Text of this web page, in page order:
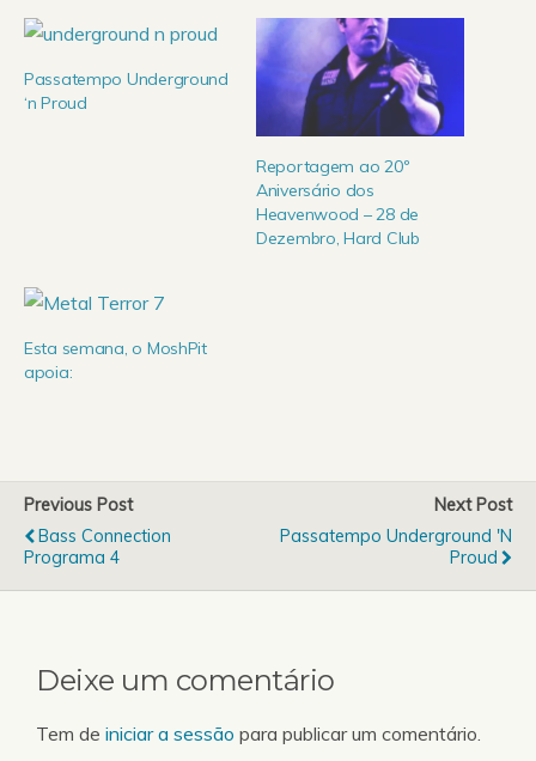
Passatempo Underground
‘n Proud
Reportagem ao 20º
Aniversário dos
Heavenwood – 28 de
Dezembro, Hard Club
Esta semana, o MoshPit
apoia:
Previous Post
Bass Connection
Programa 4
Next Post
Passatempo Underground 'n
Proud
Deixe um comentário
Tem de iniciar a sessão para publicar um comentário.